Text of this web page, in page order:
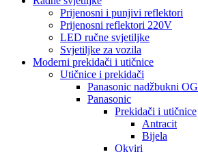
Prijenosni i punjivi reflektori
Prijenosni reflektori 220V
LED ručne svjetiljke
Svjetiljke za vozila
Moderni prekidači i utičnice
Utičnice i prekidači
Panasonic nadžbukni OG
Panasonic
Prekidači i utičnice
Antracit
Bijela
Okviri